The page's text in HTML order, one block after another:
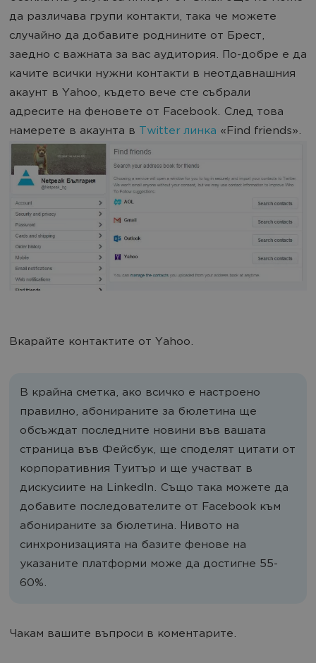
да различава групи контакти, така че можете
случайно да добавите роднините от Брест,
заедно с важната за вас аудитория. По-добре е да
качите всички нужни контакти в неотдавнашния
акаунт в Yahoo, където вече сте събрали
адресите на феновете от Facebook. След това
намерете в акаунта в Тwitter линка «Find friends».
Вкарайте контактите от Yahoo.
В крайна сметка, ако всичко е настроено
правилно, абонираните за бюлетина ще
обсъждат последните новини във вашата
страница във Фейсбук, ще споделят цитати от
корпоративния Туитър и ще участват в
дискусиите на LinkedIn. Също така можете да
добавите последователите от Facebook към
абонираните за бюлетина. Нивото на
синхронизацията на базите фенове на
указаните платформи може да достигне 55-
60%.
Чакам вашите въпроси в коментарите.